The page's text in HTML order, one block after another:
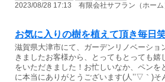
2023/08/28 17:13 有限会社サフラン（ホーム
お気に入りの樹を植えて頂き毎日
滋賀県大津市にて、ガーデンリノベーショ
きましたお客様から、とってもとっても嬉
をいただきました！お忙しいなか、ペンを
に本当にありがとうございます(人’’▽｀)